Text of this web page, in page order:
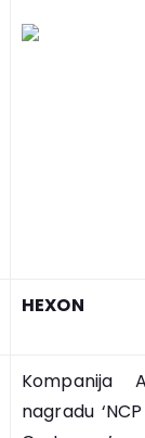
HEXON
Kompanija
nagradu